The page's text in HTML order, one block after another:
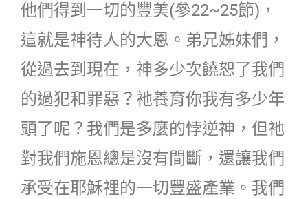
他們得到一切的豐美(參22~25節)，
這就是神待人的大恩。弟兄姊妹們，
從過去到現在，神多少次饒恕了我們
的過犯和罪惡？祂養育你我有多少年
頭了呢？我們是多麼的悖逆神，但祂
對我們施恩總是沒有間斷，還讓我們
承受在耶穌裡的一切豐盛產業。我們